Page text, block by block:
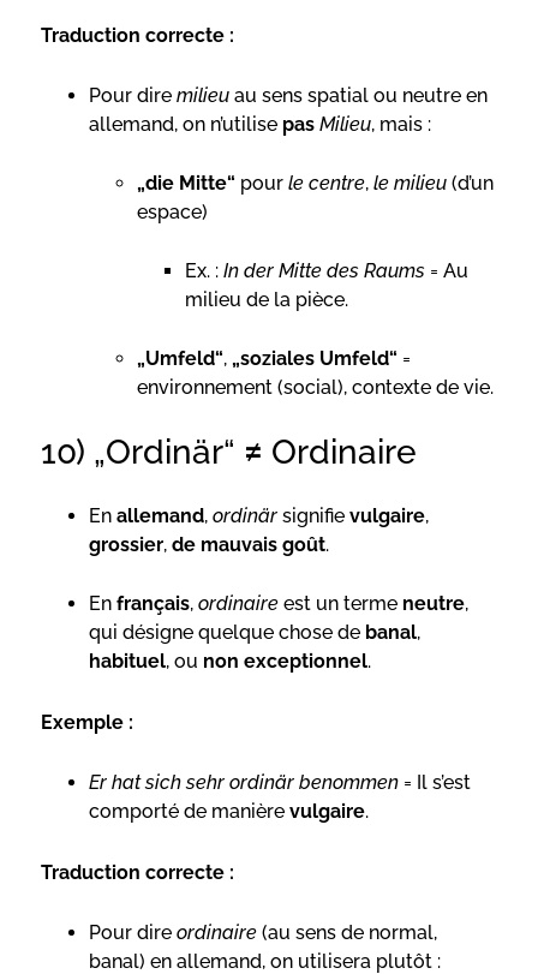
Traduction correcte :
Pour dire milieu au sens spatial ou neutre en
allemand, on n’utilise pas Milieu, mais :
„die Mitte“ pour le centre, le milieu (d’un
espace)
Ex. : In der Mitte des Raums = Au
milieu de la pièce.
„Umfeld“, „soziales Umfeld“ =
environnement (social), contexte de vie.
10) „Ordinär“ ≠ Ordinaire
En allemand, ordinär signifie vulgaire,
grossier, de mauvais goût.
En français, ordinaire est un terme neutre,
qui désigne quelque chose de banal,
habituel, ou non exceptionnel.
Exemple :
Er hat sich sehr ordinär benommen = Il s’est
comporté de manière vulgaire.
Traduction correcte :
Pour dire ordinaire (au sens de normal,
banal) en allemand, on utilisera plutôt :